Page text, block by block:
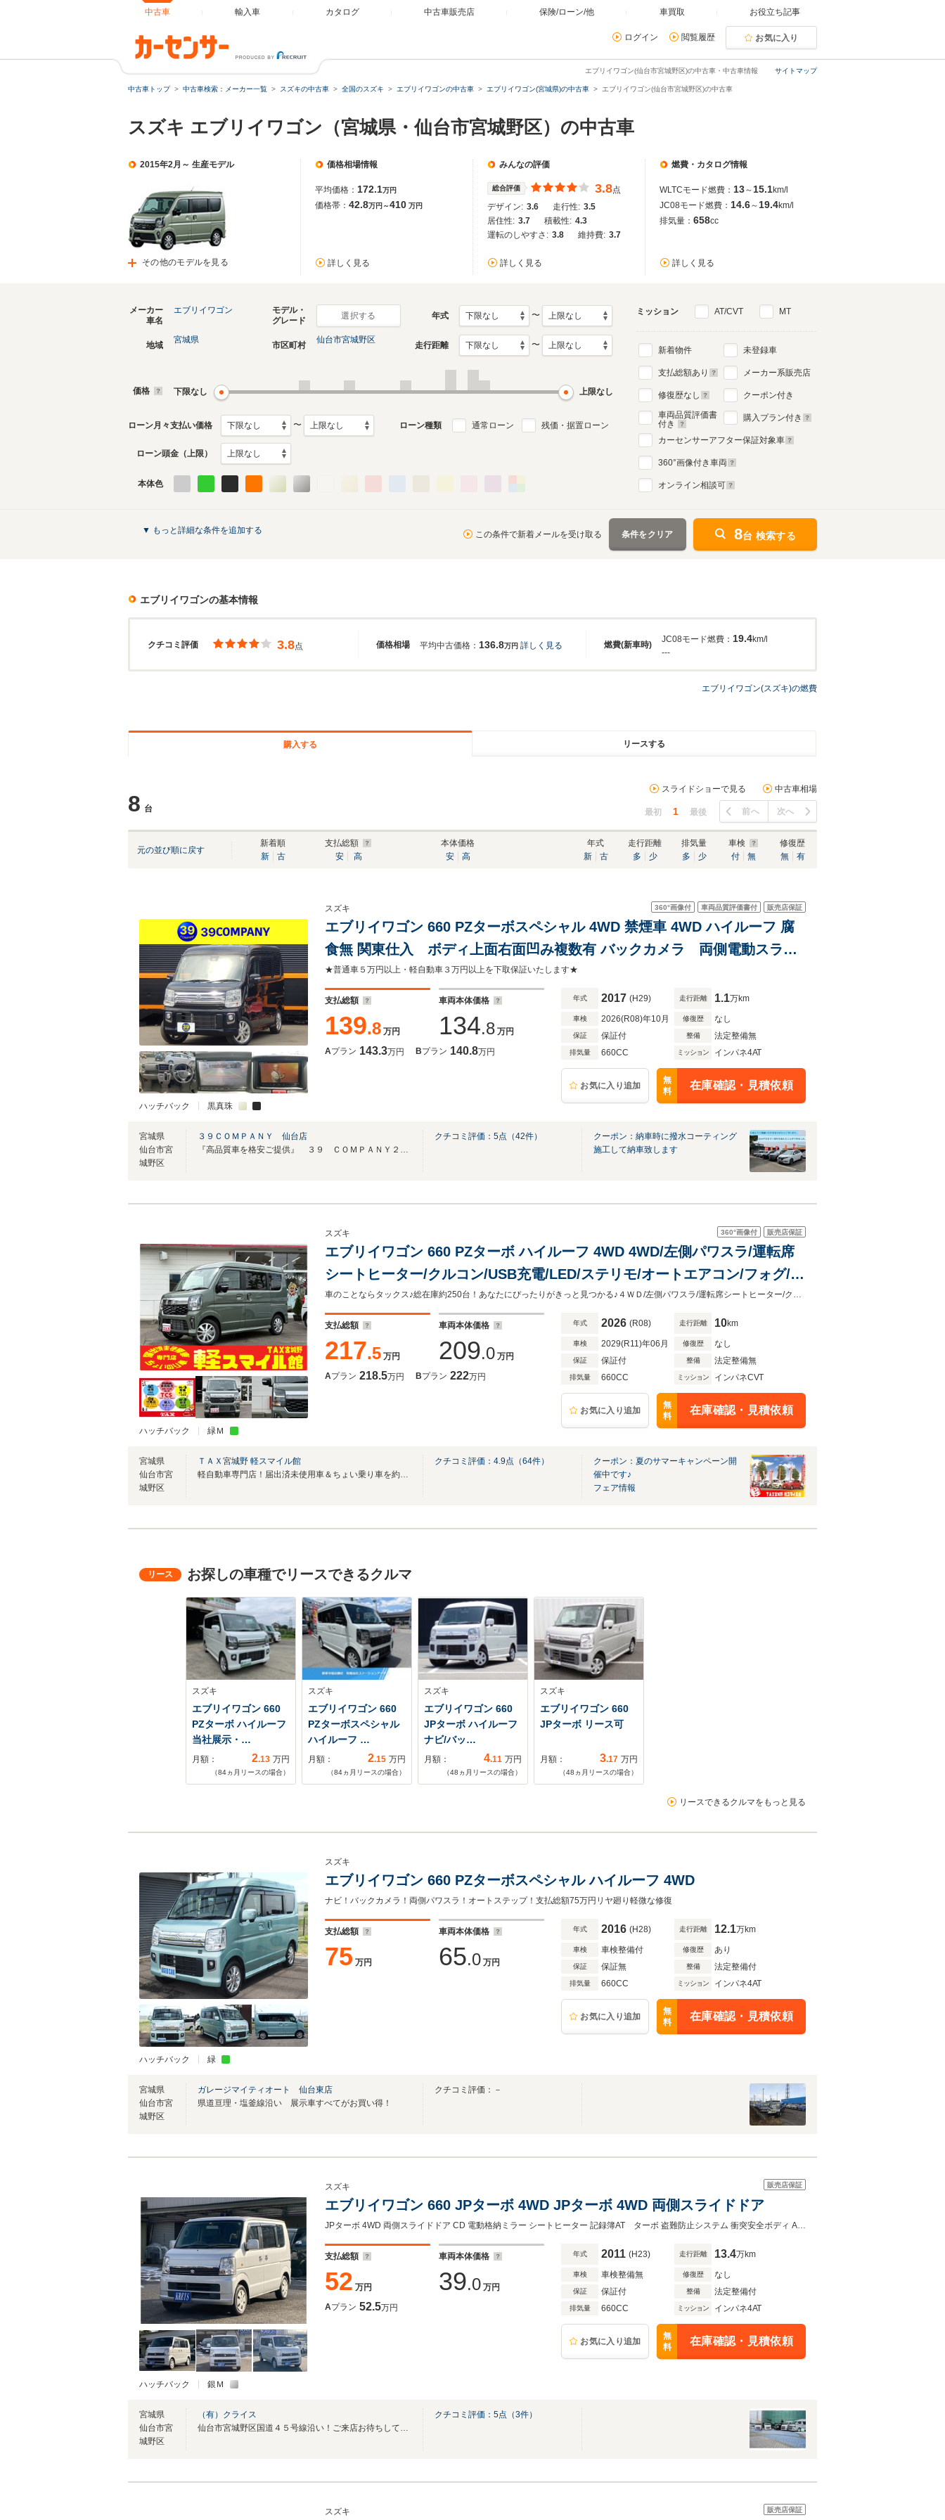
中古車 輸入車 カタログ 中古車販売店 保険/ローン/他 車買取 お役立ち記事
ログイン 閲覧履歴 お気に入り
サイトマップ
エブリイワゴン(仙台市宮城野区)の中古車・中古車情報
中古車トップ 中古車検索：メーカー一覧 スズキの中古車 全国のスズキ エブリイワゴンの中古車 エブリイワゴン(宮城県)の中古車 エブリイワゴン(仙台市宮城野区)の中古車
スズキ エブリイワゴン（宮城県・仙台市宮城野区）の中古車
2015年2月～ 生産モデル
その他のモデルを見る
価格相場情報
平均価格： 172.1万円
価格帯： 42.8万円～410 万円
詳しく見る
みんなの評価
総合評価 3.8点
デザイン: 3.6 走行性: 3.5
居住性: 3.7 積載性: 4.3
運転のしやすさ: 3.8 維持費: 3.7
詳しく見る
燃費・カタログ情報
WLTCモード燃費： 13～ 15.1km/l
JC08モード燃費： 14.6～ 19.4km/l
排気量： 658cc
詳しく見る
エブリイワゴンのカタログを見る
メーカー
車名
エブリイワゴン
モデル・
グレード
選択する 年式 〜
地域
宮城県
市区町村
仙台市宮城野区
走行距離 〜
価格 下限なし 上限なし
ローン月々支払い価格 〜 ローン種類 通常ローン 残価・据置ローン
ローン頭金（上限）
本体色
ミッション AT/CVT MT
新着物件
支払総額あり
修復歴なし
車両品質評価書
付き
未登録車
メーカー系販売店
クーポン付き
購入プラン付き
カーセンサーアフター保証対象車
360°画像付き車両
オンライン相談可
▼ もっと詳細な条件を追加する この条件で新着メールを受け取る 条件をクリア 8台 検索する
エブリイワゴンの基本情報
クチコミ評価 価格相場 燃費(新車時)
3.8点 平均中古価格： 136.8万円 詳しく見る
JC08モード燃費： 19.4km/l
---
エブリイワゴン(スズキ)の燃費
購入する リースする
8 台
スライドショーで見る 中古車相場
最初 1 最後 前へ 次へ
元の並び順に戻す
新着順
新
古
支払総額
安
高
本体価格
安
高
年式
新
古
走行距離
多
少
排気量
多
少
車検
付
無
修復歴
無
有
ハッチバック 黒真珠
360°画像付 車両品質評価書付 販売店保証
スズキ
エブリイワゴン 660 PZターボスペシャル 4WD 禁煙車 4WD ハイルーフ 腐
食無 関東仕入 ボディ上面右面凹み複数有 バックカメラ 両側電動スライ
ドドア ナビ TV 衝突被害軽減システム オートライト HID スマートキー
シートヒーター 盗難防止システム
★普通車５万円以上・軽自動車３万円以上を下取保証いたします★
支払総額
139.8 万円
車両本体価格
134.8 万円
Aプラン 143.3万円 Bプラン 140.8万円
年式 2017 (H29) 走行距離 1.1万km
車検 2026(R08)年10月 修復歴 なし
保証 保証付 整備 法定整備無
排気量 660CC ミッション インパネ4AT
お気に入り追加
無
料
在庫確認・見積依頼
宮城県
仙台市宮
城野区
３９ＣＯＭＰＡＮＹ 仙台店
『高品質車を格安ご提供』 ３９ ＣＯＭＰＡＮＹ２号店として仙台にオープン！
クチコミ評価： 5点（42件）
クーポン：納車時に撥水コーティング
施工して納車致します
ハッチバック 緑Ｍ
360°画像付 販売店保証
スズキ
エブリイワゴン 660 PZターボ ハイルーフ 4WD 4WD/左側パワスラ/運転席
シートヒーター/クルコン/USB充電/LED/ステリモ/オートエアコン/フォグ/オ
ートライト/オートハイビーム/プッシュスタート/衝突被害軽減ブレーキ/クリ
アランスソナー/届出済未使用車
車のことならタックス♪総在庫約250台！あなたにぴったりがきっと見つかる♪４ＷＤ/左側パワスラ/運転席シートヒーター/クルコン/USB充電/LED/ステリモ/オートエアコン/フォグ
支払総額
217.5 万円
車両本体価格
209.0 万円
Aプラン 218.5万円 Bプラン 222万円
年式 2026 (R08) 走行距離 10km
車検 2029(R11)年06月 修復歴 なし
保証 保証付 整備 法定整備無
排気量 660CC ミッション インパネCVT
お気に入り追加
無
料
在庫確認・見積依頼
宮城県
仙台市宮
城野区
ＴＡＸ宮城野 軽スマイル館
軽自動車専門店！届出済未使用車＆ちょい乗り車を約１２０台在庫！新車販売もOK!!
クチコミ評価： 4.9点（64件）
クーポン：夏のサマーキャンペーン開
催中です♪
フェア情報
お探しの車種でリースできるクルマ
スズキ
エブリイワゴン 660
PZターボ ハイルーフ
当社展示・…
月額： 2.13 万円
（84ヵ月リースの場合）
スズキ
エブリイワゴン 660
PZターボスペシャル
ハイルーフ …
月額： 2.15 万円
（84ヵ月リースの場合）
スズキ
エブリイワゴン 660
JPターボ ハイルーフ
ナビ/バッ…
月額： 4.11 万円
（48 ヵ月リースの場合）
スズキ
エブリイワゴン 660
JPターボ リース可
月額： 3.17 万円
（48 ヵ月リースの場合）
リースできるクルマをもっと見る
ハッチバック 緑
スズキ
エブリイワゴン 660 PZターボスペシャル ハイルーフ 4WD
ナビ！バックカメラ！両側パワスラ！オートステップ！支払総額75万円リヤ廻り軽微な修復
支払総額
75 万円
車両本体価格
65.0 万円
年式 2016 (H28) 走行距離 12.1万km
車検 車検整備付 修復歴 あり
保証 保証無 整備 法定整備付
排気量 660CC ミッション インパネ4AT
お気に入り追加
無
料
在庫確認・見積依頼
宮城県
仙台市宮
城野区
ガレージマイティオート 仙台東店
県道亘理・塩釜線沿い 展示車すべてがお買い得！
クチコミ評価：－
ハッチバック 銀Ｍ
販売店保証
スズキ
エブリイワゴン 660 JPターボ 4WD JPターボ 4WD 両側スライドドア
支払総額
52 万円
車両本体価格
39.0 万円
Aプラン 52.5万円
年式 2011 (H23) 走行距離 13.4万km
車検 車検整備無 修復歴 なし
保証 保証付 整備 法定整備付
排気量 660CC ミッション インパネ4AT
お気に入り追加
無
料
在庫確認・見積依頼
宮城県
仙台市宮
城野区
（有）クライス
クチコミ評価： 5点（3件）
販売店保証
スズキ